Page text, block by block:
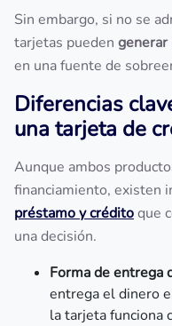
Sin embargo, si no se
tarjetas pueden
en una fuente de
Diferencias
una tarjeta de
Aunque ambos
financiamiento, existen
préstamo y créditoque
una decisión.
Forma de entrega
entrega el dinero
la tarjeta funciona